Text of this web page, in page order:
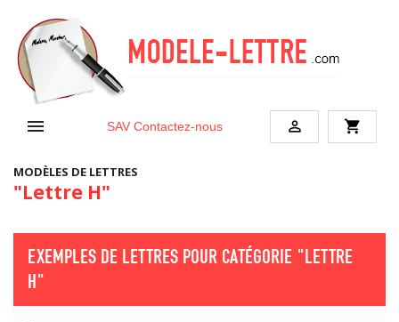
 SAV Contactez-nous  shopping_cart
MODÈLES DE LETTRES
"Lettre H"
EXEMPLES DE LETTRES POUR CATÉGORIE "LETTRE
H"